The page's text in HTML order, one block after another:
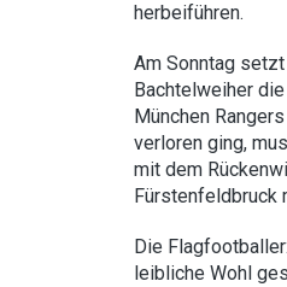
herbeiführen.
Am Sonntag
Bachtelweiher
München
verloren ging,
mit dem
Fürstenfeldbruck
Die
leibliche Wohl